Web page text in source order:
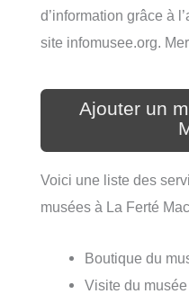
d’information grâce à
site infomusee.org.
Ajouter un
Voici une liste des
musées à La Ferté
Boutique du
Visite du